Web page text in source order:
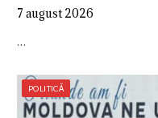
7 august 2026
…
POLITICĂ